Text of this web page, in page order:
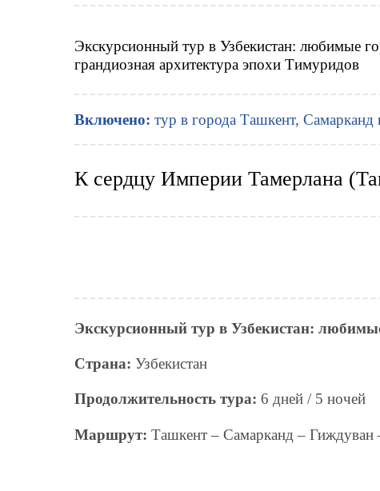
Экскурсионный тур в Узбекистан: любимые
грандиозная архитектура эпохи Тимуридов
Включено: тур в города Ташкент, Самарканд
К сердцу Империи Тамерлана
Экскурсионный тур в Узбекистан:
Страна: Узбекистан
Продолжительность тура: 6 дней / 5 ночей
Маршрут: Ташкент – Самарканд – Гиждуван